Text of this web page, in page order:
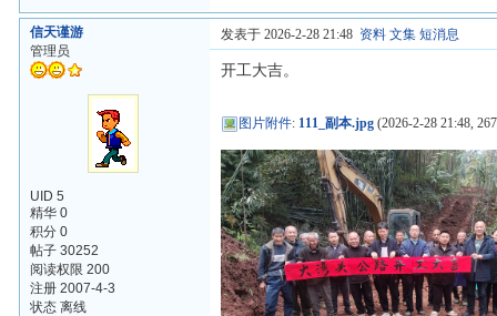
信天谨游
管理员
UID 5
精华 0
积分 0
帖子 30252
阅读权限 200
注册 2007-4-3
状态 离线
发表于 2026-2-28 21:48 资料 文集 短消息
开工大吉。
图片附件: 111_副本.jpg (2026-2-28 21:48,